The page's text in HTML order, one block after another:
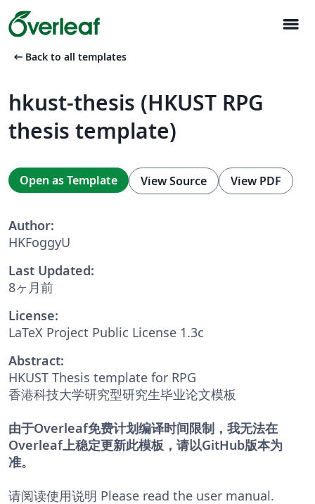
menu
arrow_left_alt Back to all templates
hkust-thesis (HKUST RPG
thesis template)
Open as Template View Source View PDF
Author:
HKFoggyU
Last Updated:
8ヶ月前
License:
LaTeX Project Public License 1.3c
Abstract:
HKUST Thesis template for RPG
香港科技大学研究型研究生毕业论文模板
由于Overleaf免费计划编译时间限制，我无法在
Overleaf上稳定更新此模板，请以GitHub版本为
准。
请阅读使用说明 Please read the user manual.